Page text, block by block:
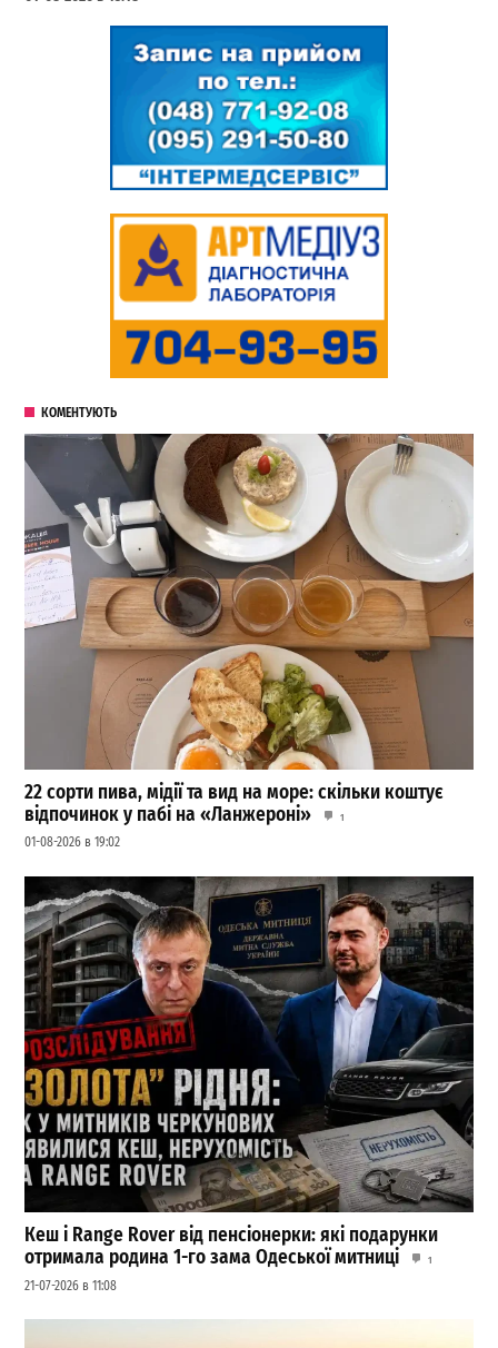
КОМЕНТУЮТЬ
22 сорти пива, мідії та вид на море: скільки коштує
відпочинок у пабі на «Ланжероні»
1
01-08-2026 в 19:02
Кеш і Range Rover від пенсіонерки: які подарунки
отримала родина 1-го зама Одеської митниці
1
21-07-2026 в 11:08